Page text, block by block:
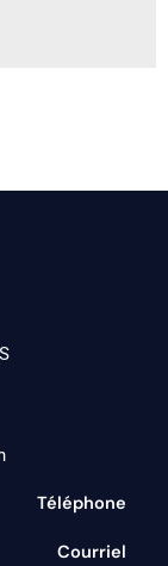
Téléphone
Courriel